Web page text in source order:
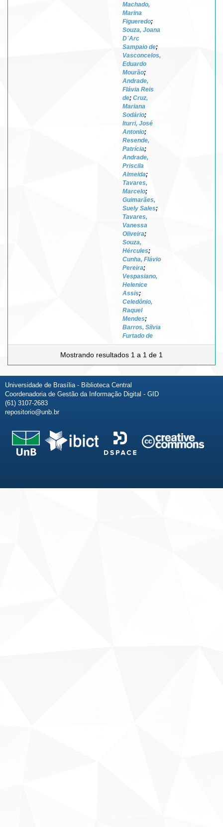
Machado,
Marina
Figueredo;
Souza, Joana
D´Arc
Sampaio de;
Vasconcelos,
Eduardo
Mourão;
Andrade,
Flávia Reis
de; Cruz,
Mariana
Sodário;
Iturri, José
Antonio;
Resende,
Patrícia;
Andrade,
Priscila
Almeida;
Tavares,
Marcelo;
Guimarães,
Suely Sales;
Tavares,
Vanessa
Oliveira;
Souza,
Hércules;
Cunha, Flávio
Pereira;
Vespasiano,
Helenice
Assis;
Celedônio,
Raquel
Mendes;
Barros, Sílvia
Furtado de
Mostrando resultados 1 a 1 de 1
Universidade de Brasília - Biblioteca Central
Coordenadoria de Gestão da Informação Digital - GID
(61) 3107-2683
repositorio@unb.br